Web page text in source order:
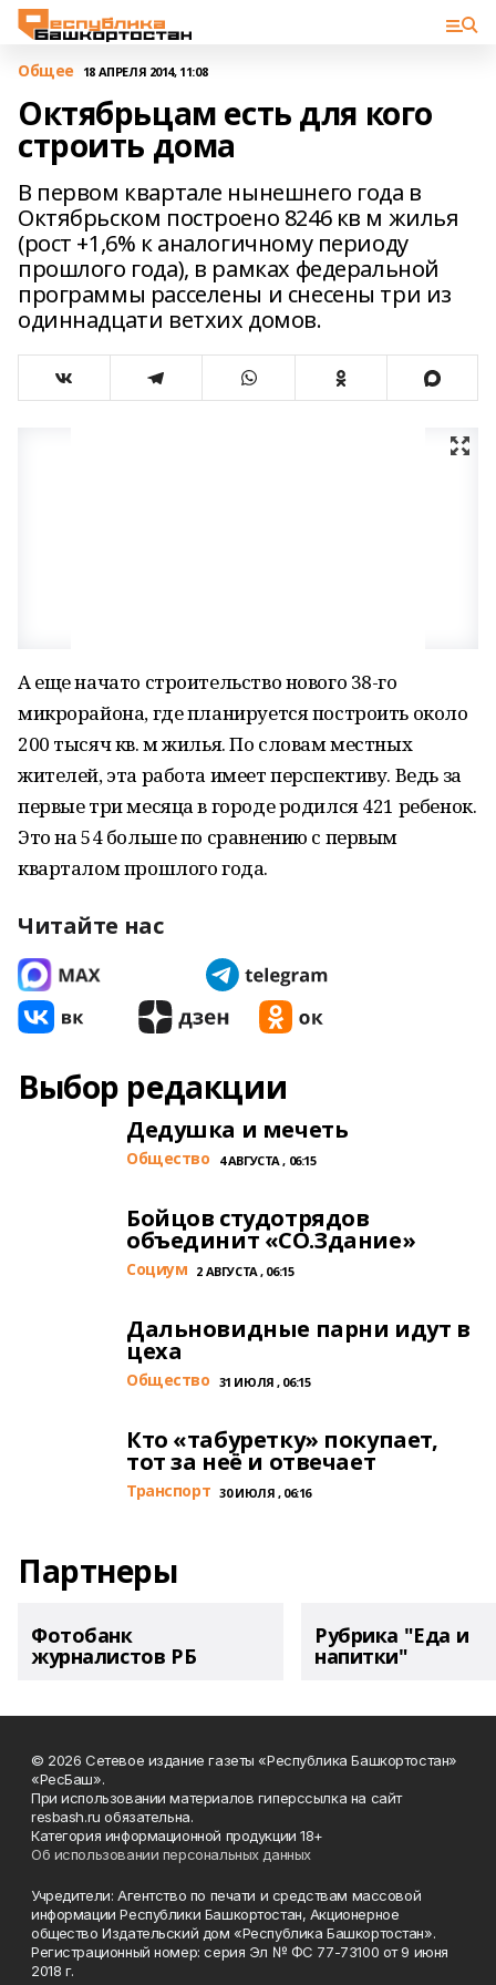
Общее 18 АПРЕЛЯ 2014, 11:08
Октябрьцам есть для кого
строить дома
В первом квартале нынешнего года в
Октябрьском построено 8246 кв м жилья
(рост +1,6% к аналогичному периоду
прошлого года), в рамках федеральной
программы расселены и снесены три из
одиннадцати ветхих домов.
А еще начато строительство нового 38-го
микрорайона, где планируется построить около
200 тысяч кв. м жилья. По словам местных
жителей, эта работа имеет перспективу. Ведь за
первые три месяца в городе родился 421 ребенок.
Это на 54 больше по сравнению с первым
кварталом прошлого года.
Читайте нас
Выбор редакции
Дедушка и мечеть
Общество 4 АВГУСТА , 06:15
Бойцов студотрядов
объединит «СО.Здание»
Cоциум 2 АВГУСТА , 06:15
Дальновидные парни идут в
цеха
Общество 31 ИЮЛЯ , 06:15
Кто «табуретку» покупает,
тот за неё и отвечает
Транспорт 30 ИЮЛЯ , 06:16
Партнеры
Фотобанк
журналистов РБ
Рубрика "Еда и
напитки"
© 2026 Сетевое издание газеты «Республика Башкортостан»
«РесБаш».
При использовании материалов гиперссылка на сайт
resbash.ru обязательна.
Категория информационной продукции 18+
Об использовании персональных данных
Учредители: Агентство по печати и средствам массовой
информации Республики Башкортостан, Акционерное
общество Издательский дом «Республика Башкортостан».
Регистрационный номер: серия Эл № ФС 77-73100 от 9 июня
2018 г.